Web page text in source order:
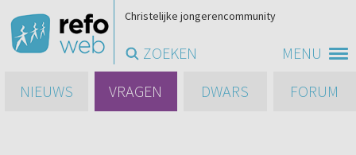
MENU
Christelijke jongerencommunity
ZOEKEN
NIEUWS
VRAGEN DWARS FORUM